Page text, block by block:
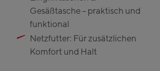
Gesäßtasche – praktisch und
funktional
Netzfutter: Für zusätzlichen
Komfort und Halt